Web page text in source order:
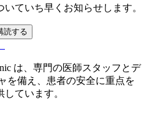
ていち早くお知らせします。
読する
は、専門の医師スタッフとデ
を備え、患者の安全に重点を
ています。